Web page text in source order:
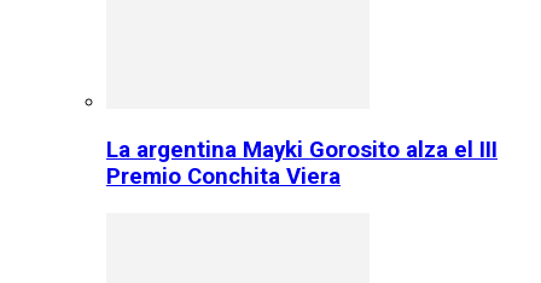
La argentina Mayki Gorosito alza el III
Premio Conchita Viera